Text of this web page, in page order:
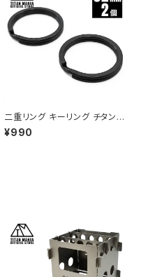
二重リング キーリング チタン製
ブラック 32mm×2個 超軽量 頑
丈 サビに強い 二重丸カン スプ
¥990